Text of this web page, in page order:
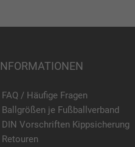
FAQ / Häufige Fragen
Ballgrößen je Fußballverband
DIN Vorschriften Kippsicherung
Retouren